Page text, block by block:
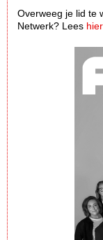
Overweeg je lid te
Netwerk? Lees hier